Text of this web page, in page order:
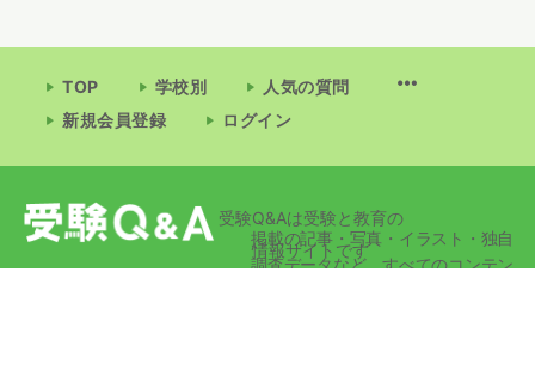
TOP 学校別
人気の質問
新規会員登録
ログイン
受験Q&Aは受験と教育の
情報サイトです
掲載の記事・写真・イラスト・独自
調査データなど、すべてのコンテン